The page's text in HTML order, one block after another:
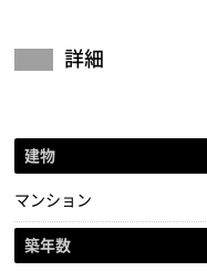
詳細
建物
マンション
築年数